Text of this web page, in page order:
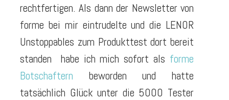
rechtfertigen. Als dann der Newsletter von
forme bei mir eintrudelte und die LENOR
Unstoppables zum Produkttest dort bereit
standen habe ich mich sofort als forme
Botschaftern beworden und hatte
tatsächlich Glück unter die 5000 Tester